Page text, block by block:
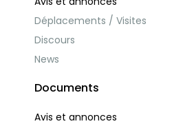
Déplacements / Visites
Discours
News
Documents
Avis et annonces